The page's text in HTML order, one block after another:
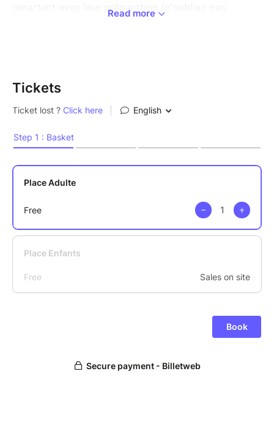
repartent avec leur préparation (n'oubliez pas
Tarif : GRATUIT (Partenariat avec la Ville)
de n'inscrire que 2 à 3 personnes maximum par
Les enfants mineurs doivent être accompagnés d'un
vincent@echosnature.fr pour compléments
d'informations, souci technique inscriptions...
Read more
Tickets